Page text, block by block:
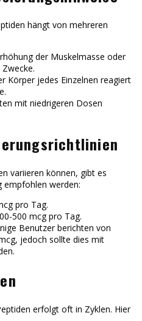
hängt von mehreren
der Muskelmasse oder
Körper jedes Einzelnen reagiert
mit niedrigeren Dosen
variieren können, gibt es
empfohlen werden:
pro Tag.
500 mcg pro Tag.
Benutzer berichten von
jedoch sollte dies mit
erfolgt oft in Zyklen. Hier